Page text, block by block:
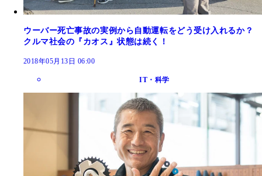
ウーバー死亡事故の実例から自動運転をどう受け入れるか？
クルマ社会の『カオス』状態は続く！
2018年05月13日 06:00
IT・科学